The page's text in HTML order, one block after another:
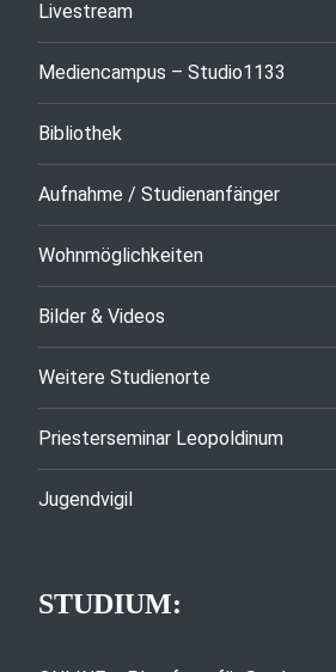
Livestream
Mediencampus – Studio1133
Bibliothek
Aufnahme / Studienanfänger
Wohnmöglichkeiten
Bilder & Videos
Weitere Studienorte
Priesterseminar Leopoldinum
Jugendvigil
STUDIUM: